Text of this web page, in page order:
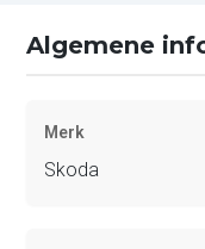
Algemene
Merk
Skoda